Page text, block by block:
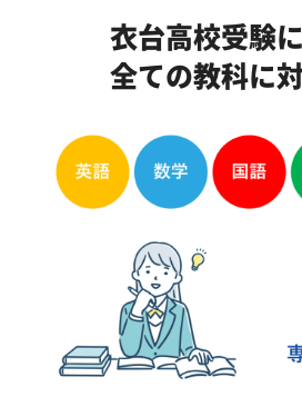
衣台高校受験
全ての教科に